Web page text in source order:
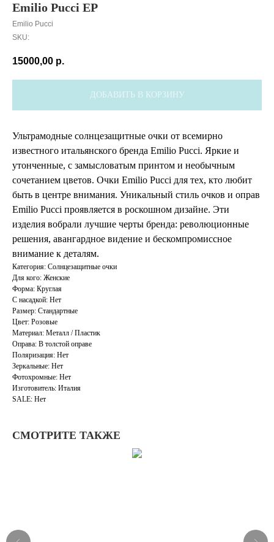
Emilio Pucci EP
Emilio Pucci
SKU:
15000,00 р.
ДОБАВИТЬ В КОРЗИНУ
Ультрамодные солнцезащитные очки от всемирно
известного итальянского бренда Emilio Pucci. Яркие и
утонченные, с замысловатым принтом и необычным
сочетанием цветов. Очки Emilio Pucci для тех, кто любит
быть в центре внимания. Уникальный стиль очков и оправ
Emilio Pucci проявляется в роскошном дизайне. Эти
изделия вобрали лучшие черты бренда: революционные
решения, авангардное видение и бескомпромиссное
внимание к деталям.
Категория: Солнцезащитные очки
Для кого: Женские
Форма: Круглая
С насадкой: Нет
Размер: Стандартные
Цвет: Розовые
Материал: Металл / Пластик
Оправа: В толстой оправе
Поляризация: Нет
Зеркальные: Нет
Фотохромные: Нет
Изготовитель: Италия
SALE: Нет
СМОТРИТЕ ТАКЖЕ